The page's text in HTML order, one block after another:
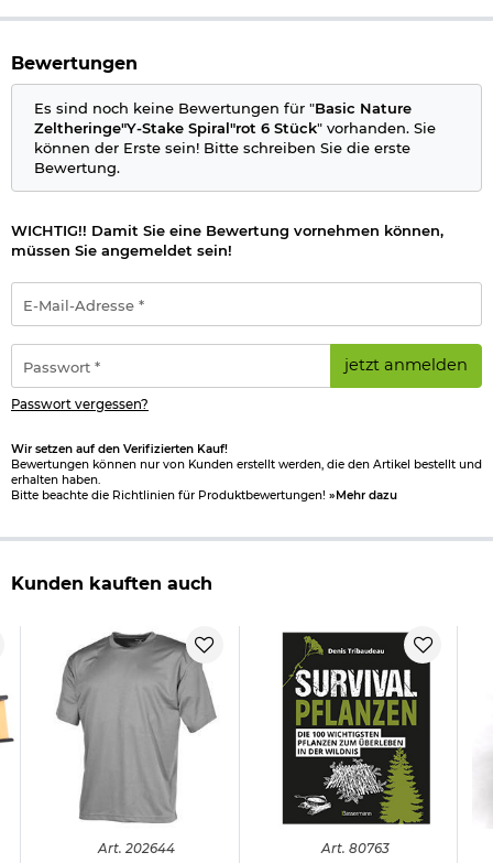
mit reflektierender Schlaufe
Material: Aluminium
Gewicht: 37,5 g
Marke: Basic Nature
Herstellerinformationen
Bewertungen
Es sind noch keine Bewertungen für "Basic Nature
Zeltheringe"Y-Stake Spiral"rot 6 Stück" vorhanden. Sie
können der Erste sein! Bitte schreiben Sie die erste
Bewertung.
WICHTIG!! Damit Sie eine Bewertung vornehmen können,
müssen Sie angemeldet sein!
Mail-
Adresse
*
jetzt anmelden
Passwort vergessen?
Wir setzen auf den Verifizierten Kauf!
Bewertungen können nur von Kunden erstellt werden, die den Artikel bestellt und
erhalten haben.
Bitte beachte die Richtlinien für Produktbewertungen! »Mehr dazu
Kunden kauften auch
Art. 202644 Art. 80763